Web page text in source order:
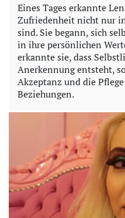
Eines Tages erkannte
Zufriedenheit nicht nur
sind. Sie begann, sich
in ihre persönlichen
erkannte sie, dass
Anerkennung entsteht,
Akzeptanz und die
Beziehungen.